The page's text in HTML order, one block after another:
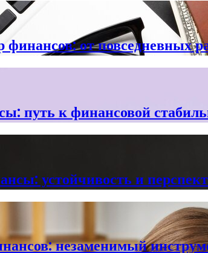
от повседневных
путь к финансовой
устойчивость и
незаменимый